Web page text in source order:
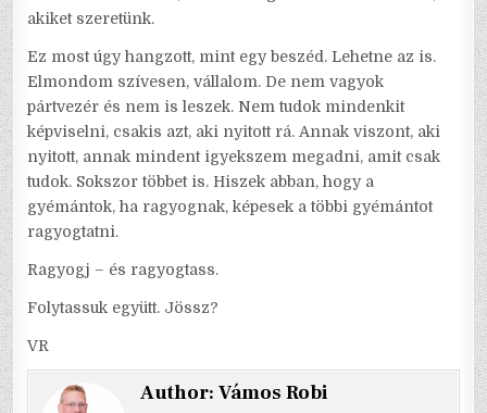
akiket szeretünk.
Ez most úgy hangzott, mint egy beszéd. Lehetne az is.
Elmondom szívesen, vállalom. De nem vagyok
pártvezér és nem is leszek. Nem tudok mindenkit
képviselni, csakis azt, aki nyitott rá. Annak viszont, aki
nyitott, annak mindent igyekszem megadni, amit csak
tudok. Sokszor többet is. Hiszek abban, hogy a
gyémántok, ha ragyognak, képesek a többi gyémántot
ragyogtatni.
Ragyogj – és ragyogtass.
Folytassuk együtt. Jössz?
VR
Author:Vámos Robi